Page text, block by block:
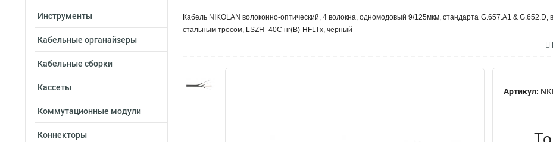
Инструменты
Кабельные органайзеры
Кабельные сборки
Кассеты
Коммутационные модули
Коннекторы
Кабель NIKOLAN волоконно-оптический, 4 волокна, одномодовый 9/125мкм, стандарта G.657.A1 &
стальным тросом, LSZH -40C нг(B)-HFLTx, черный
Артикул: